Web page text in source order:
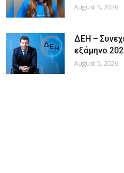
August 5, 2026
ΔΕΗ –
εξάμηνο
August 5, 2026